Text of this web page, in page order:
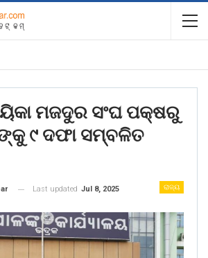
ମଜଦୁର ସଂଘ ପକ୍ଷରୁ
୯ ଦଫା ସମ୍ବଳିତ
ରାଜ୍ୟ
Last updated Jul 8, 2025